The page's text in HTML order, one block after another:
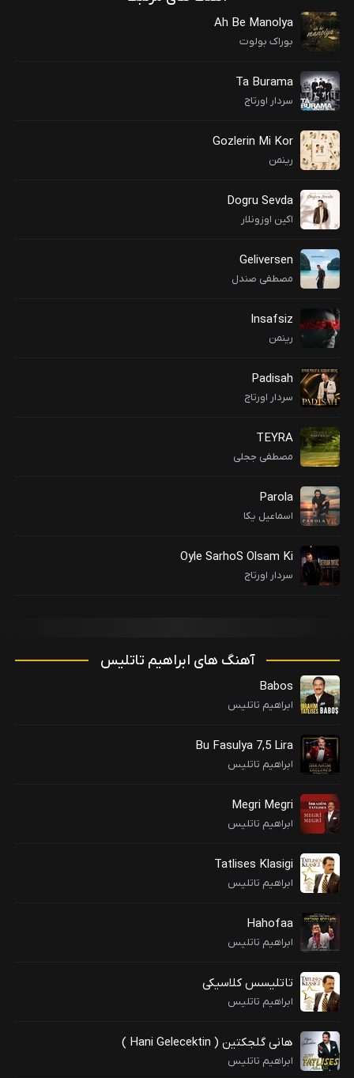
Ah Be Manolya
بوراک بولوت
Ta Burama
سردار اورتاج
Gozlerin Mi Kor
رینمن
Dogru Sevda
اکین اوزونلار
Geliversen
مصطفی صندل
Insafsiz
رینمن
Padisah
سردار اورتاج
TEYRA
مصطفی ججلی
Parola
اسماعیل یکا
Oyle SarhoS Olsam Ki
سردار اورتاج
آهنگ های ابراهیم تاتلیس
Babos
ابراهیم تاتلیس
Bu Fasulya 7,5 Lira
ابراهیم تاتلیس
Megri Megri
ابراهیم تاتلیس
Tatlises Klasigi
ابراهیم تاتلیس
Hahofaa
ابراهیم تاتلیس
تاتلیسس کلاسیکی
ابراهیم تاتلیس
هانی گلجکتین ( Hani Gelecektin )
ابراهیم تاتلیس